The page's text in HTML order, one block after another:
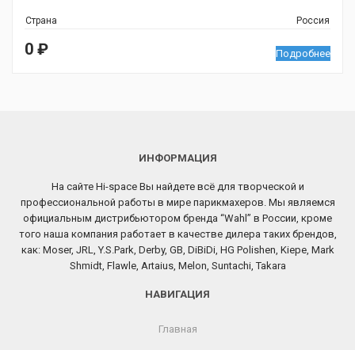
Страна Россия
0 ₽ Подробнее
ИНФОРМАЦИЯ
На сайте Hi-space Вы найдете всё для творческой и
профессиональной работы в мире парикмахеров. Мы являемся
официальным дистрибьютором бренда “Wahl” в России, кроме
того наша компания работает в качестве дилера таких брендов,
как: Moser, JRL, Y.S.Park, Derby, GB, DiBiDi, HG Polishen, Kiepe, Mark
Shmidt, Flawle, Artaius, Melon, Suntachi, Takara
НАВИГАЦИЯ
Главная